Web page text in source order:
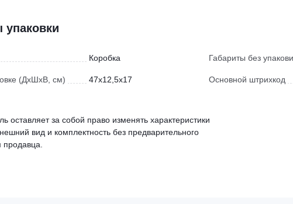
Коробка
(ДхШхВ, см) 47x12,5x17
Габариты без
Основной штрихкод
оставляет за собой право изменять характеристики
вид и комплектность без предварительного